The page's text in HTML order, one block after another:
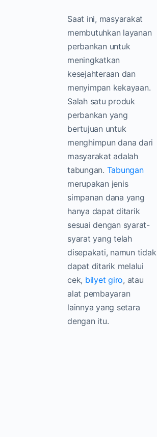
Saat ini, masyarakat
membutuhkan layanan
perbankan untuk
meningkatkan
kesejahteraan dan
menyimpan kekayaan.
Salah satu produk
perbankan yang
bertujuan untuk
menghimpun dana dari
masyarakat adalah
tabungan. Tabungan
merupakan jenis
simpanan dana yang
hanya dapat ditarik
sesuai dengan syarat-
syarat yang telah
disepakati, namun tidak
dapat ditarik melalui
cek, bilyet giro, atau
alat pembayaran
lainnya yang setara
dengan itu.